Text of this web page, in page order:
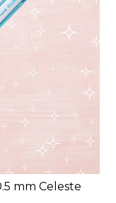
mm Celeste